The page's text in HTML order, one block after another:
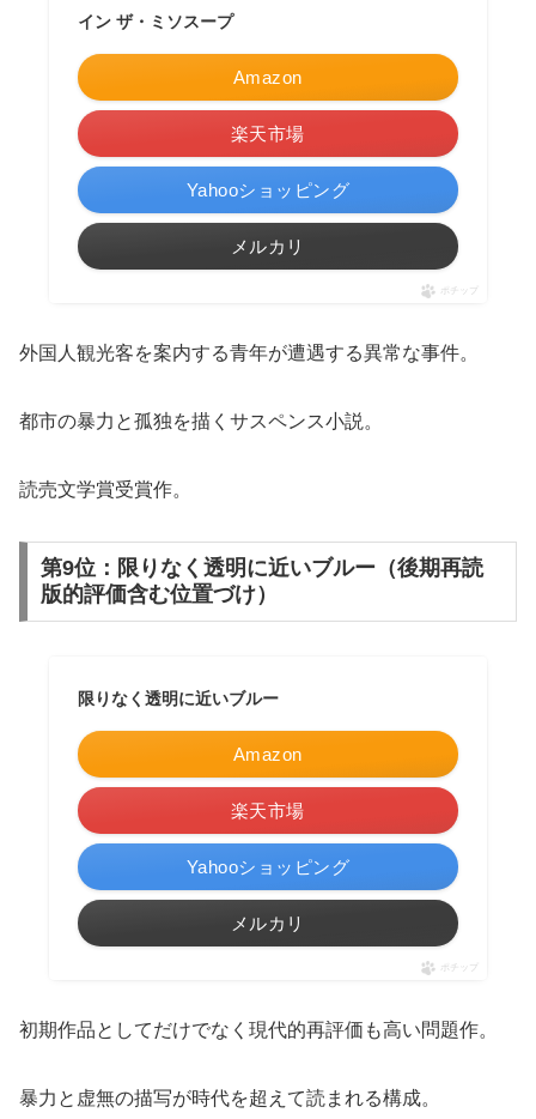
イン ザ・ミソスープ
Amazon
楽天市場
Yahooショッピング
メルカリ
ポチップ
外国人観光客を案内する青年が遭遇する異常な事件。
都市の暴力と孤独を描くサスペンス小説。
読売文学賞受賞作。
第9位：限りなく透明に近いブルー（後期再読
版的評価含む位置づけ）
限りなく透明に近いブルー
Amazon
楽天市場
Yahooショッピング
メルカリ
ポチップ
初期作品としてだけでなく現代的再評価も高い問題作。
暴力と虚無の描写が時代を超えて読まれる構成。